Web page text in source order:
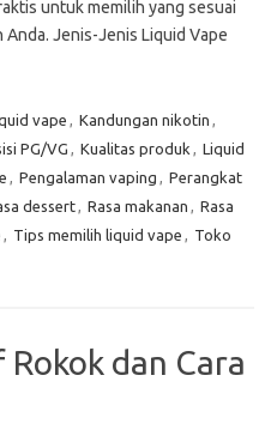
untuk memilih yang sesuai
Jenis-Jenis Liquid Vape
vape , Kandungan nikotin ,
PG/VG , Kualitas produk , Liquid
, Pengalaman vaping , Perangkat
dessert, Rasa makanan , Rasa
, Tips memilih liquid vape , Toko
dan Cara